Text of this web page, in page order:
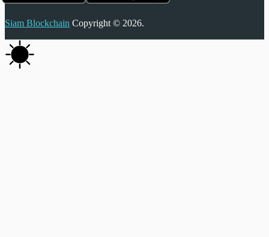
Siam Blockchain Copyright © 2026.